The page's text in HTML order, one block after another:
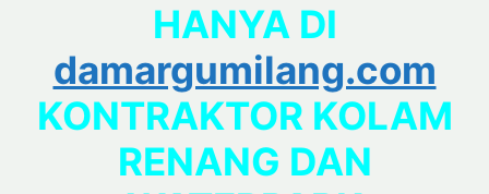
HANYA DI
damargumilang.com
KONTRAKTOR KOLAM
RENANG DAN